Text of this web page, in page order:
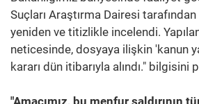
Suçları Araştırma Dairesi
yeniden ve titizlikle incelendi.
neticesinde, dosyaya ilişkin 'kanun
kararı dün itibarıyla alındı." bilgisini
"Amacımız, bu menfur saldırının